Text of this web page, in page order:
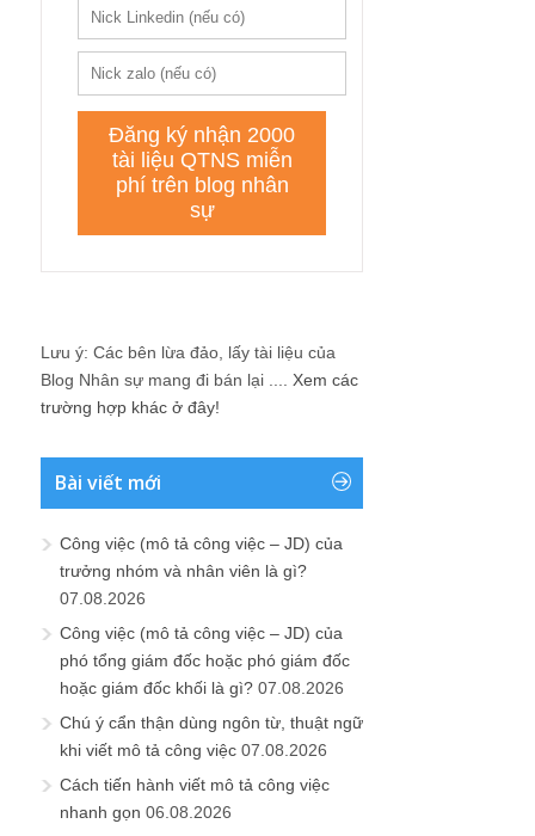
Lưu ý: Các bên lừa đảo, lấy tài liệu của
Blog Nhân sự mang đi bán lại .... Xem các
trường hợp khác ở đây!
Bài viết mới
Công việc (mô tả công việc – JD) của
trưởng nhóm và nhân viên là gì?
07.08.2026
Công việc (mô tả công việc – JD) của
phó tổng giám đốc hoặc phó giám đốc
hoặc giám đốc khối là gì? 07.08.2026
Chú ý cẩn thận dùng ngôn từ, thuật ngữ
khi viết mô tả công việc 07.08.2026
Cách tiến hành viết mô tả công việc
nhanh gọn 06.08.2026